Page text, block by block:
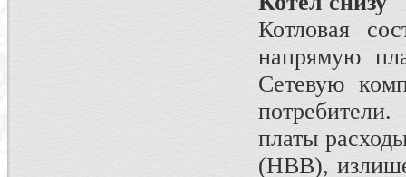
Котловая
напрямую
Сетевую
платы
(НВВ),